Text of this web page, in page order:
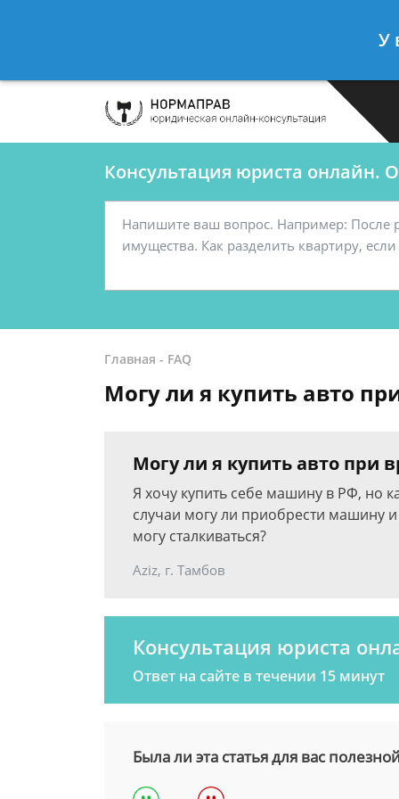
- Автоюрист,
Консультация юриста онлайн.
Главная - FAQ
Могу ли я купить авто
Могу ли я купить авто при
Я хочу купить себе машину в РФ, но
случаи могу ли приобрести машину
могу сталкиваться?
Aziz, г. Тамбов
Консультация юриста
Ответ на сайте в течении 15 минут
Была ли эта статья для вас
У